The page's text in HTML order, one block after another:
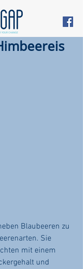
Blaubeeren zu
Sie
mit einem
und